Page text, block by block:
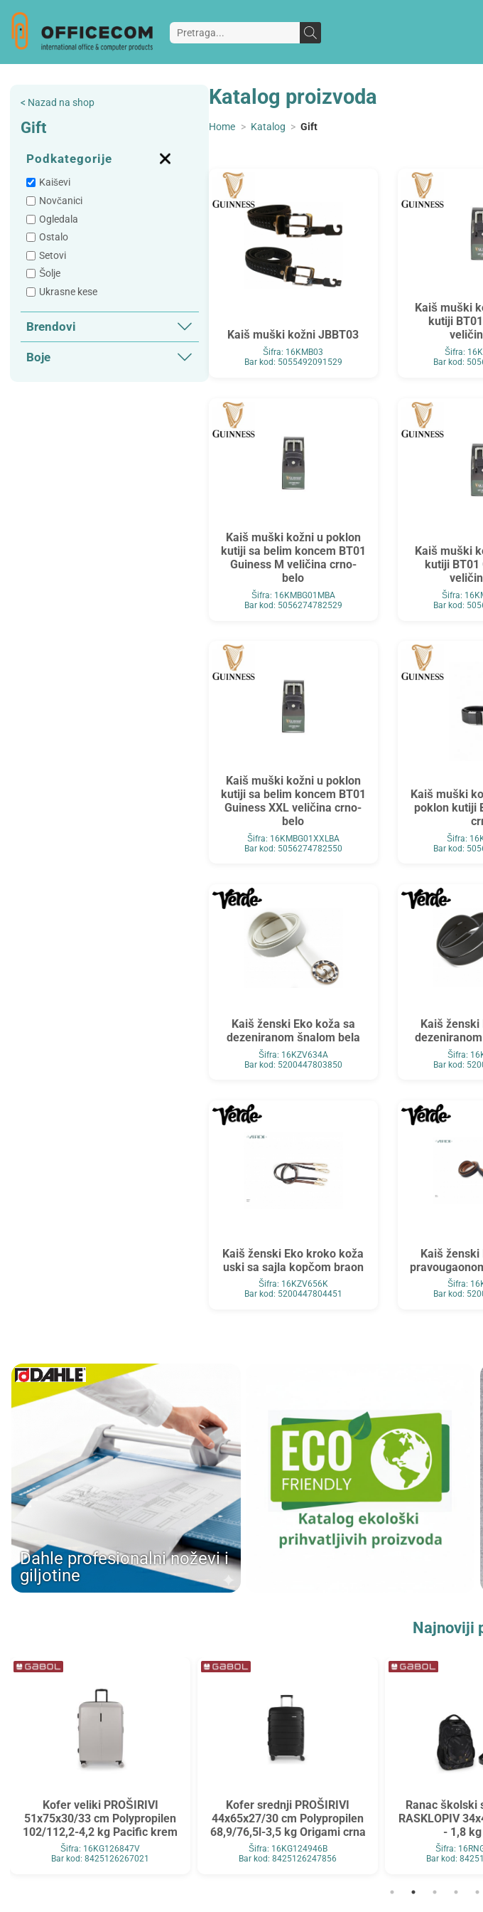
< Nazad na shop
Gift
Podkategorije
Kaiševi
Novčanici
Ogledala
Ostalo
Setovi
Šolje
Ukrasne kese
Brendovi
Guinness
Boje
Katalog proizvoda
Home > Katalog > Gift
Kaiš muški kožni JBBT03
Šifra: 16KMB03
Bar kod: 5055492091529
Kaiš muški
kutiji
Šifra:
Bar kod:
Kaiš muški kožni u poklon
kutiji sa belim koncem BT01
Guiness M veličina crno-
belo
Šifra: 16KMBG01MBA
Bar kod: 5056274782529
Kaiš muški
kutiji BT01
Šifra:
Bar kod:
Kaiš muški kožni u poklon
kutiji sa belim koncem BT01
Guiness XXL veličina crno-
belo
Šifra: 16KMBG01XXLBA
Bar kod: 5056274782550
Kaiš muški
poklon kutiji
Šifra:
Bar kod:
Kaiš ženski Eko koža sa
dezeniranom šnalom bela
Šifra: 16KZV634A
Bar kod: 5200447803850
Kaiš ženski
Šifra:
Bar kod:
Kaiš ženski Eko kroko koža
uski sa sajla kopčom braon
Šifra: 16KZV656K
Bar kod: 5200447804451
Kaiš ženski
Šifra:
Bar kod:
Dahle profesionalni noževi i
giljotine
Najnoviji
Kofer veliki PROŠIRIVI
51x75x30/33 cm Polypropilen
102/112,2-4,2 kg Pacific krem
Šifra: 16KG126847V
Bar kod: 8425126267021
Kofer srednji PROŠIRIVI
44x65x27/30 cm Polypropilen
68,9/76,5l-3,5 kg Origami crna
Šifra: 16KG124946B
Bar kod: 8425126247856
Ranac školski
RASKLOPIV
- 1,8
Šifra:
Bar kod: